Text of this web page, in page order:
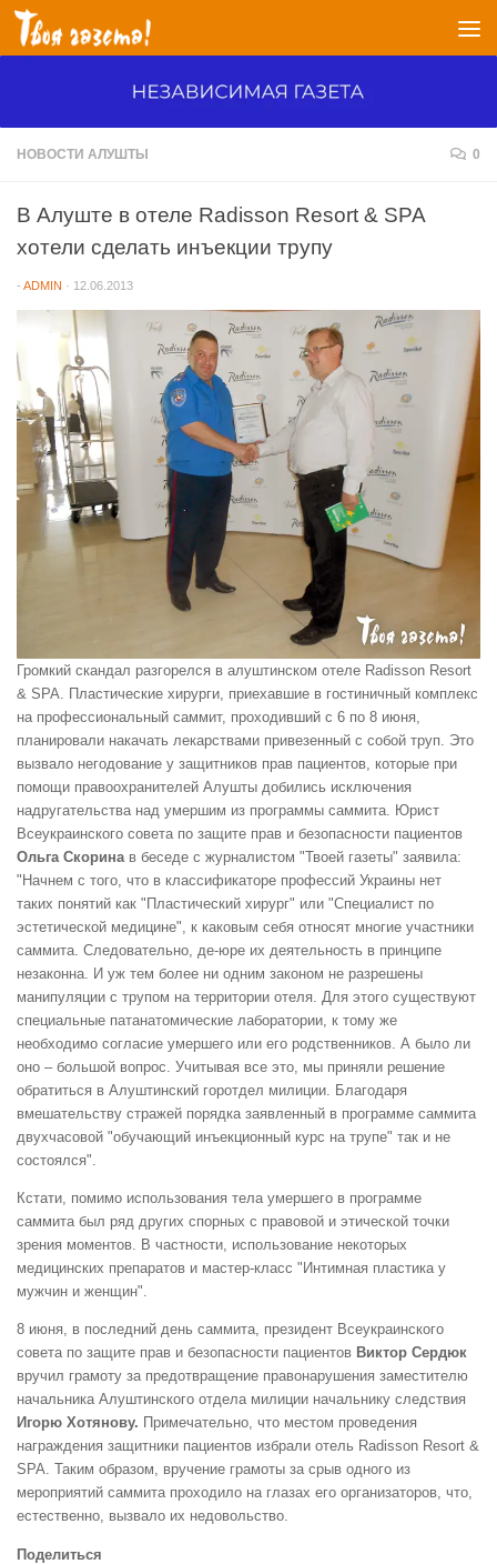
Перейти к содержимому
НОВОСТИ АЛУШТЫ 0
В Алуште в отеле Radisson Resort & SPA
хотели сделать инъекции трупу
- ADMIN · 12.06.2013
Громкий скандал разгорелся в алуштинском отеле Radisson Resort
& SPA. Пластические хирурги, приехавшие в гостиничный комплекс
на профессиональный саммит, проходивший с 6 по 8 июня,
планировали накачать лекарствами привезенный с собой труп. Это
вызвало негодование у защитников прав пациентов, которые при
помощи правоохранителей Алушты добились исключения
надругательства над умершим из программы саммита. Юрист
Всеукраинского совета по защите прав и безопасности пациентов
Ольга Скорина в беседе с журналистом "Твоей газеты" заявила:
"Начнем с того, что в классификаторе профессий Украины нет
таких понятий как "Пластический хирург" или "Специалист по
эстетической медицине", к каковым себя относят многие участники
саммита. Следовательно, де-юре их деятельность в принципе
незаконна. И уж тем более ни одним законом не разрешены
манипуляции с трупом на территории отеля. Для этого существуют
специальные патанатомические лаборатории, к тому же
необходимо согласие умершего или его родственников. А было ли
оно – большой вопрос. Учитывая все это, мы приняли решение
обратиться в Алуштинский горотдел милиции. Благодаря
вмешательству стражей порядка заявленный в программе саммита
двухчасовой "обучающий инъекционный курс на трупе" так и не
состоялся".
Кстати, помимо использования тела умершего в программе
саммита был ряд других спорных с правовой и этической точки
зрения моментов. В частности, использование некоторых
медицинских препаратов и мастер-класс "Интимная пластика у
мужчин и женщин".
8 июня, в последний день саммита, президент Всеукраинского
совета по защите прав и безопасности пациентов Виктор Сердюк
вручил грамоту за предотвращение правонарушения заместителю
начальника Алуштинского отдела милиции начальнику следствия
Игорю Хотянову. Примечательно, что местом проведения
награждения защитники пациентов избрали отель Radisson Resort &
SPA. Таким образом, вручение грамоты за срыв одного из
мероприятий саммита проходило на глазах его организаторов, что,
естественно, вызвало их недовольство.
Поделиться